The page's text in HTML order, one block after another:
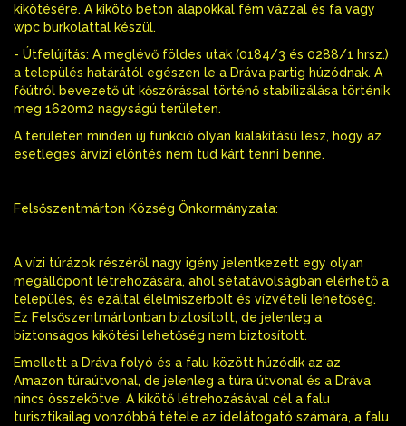
kikötésére. A kikötő beton alapokkal fém vázzal és fa vagy
wpc burkolattal készül.
- Útfelújítás: A meglévő földes utak (0184/3 és 0288/1 hrsz.)
a település határától egészen le a Dráva partig húzódnak. A
főútról bevezető út kőszórással történő stabilizálása történik
meg 1620m2 nagyságú területen.
A területen minden új funkció olyan kialakítású lesz, hogy az
esetleges árvízi elöntés nem tud kárt tenni benne.
Felsőszentmárton Község Önkormányzata:
A vízi túrázok részéről nagy igény jelentkezett egy olyan
megállópont létrehozására, ahol sétatávolságban elérhető a
település, és ezáltal élelmiszerbolt és vízvételi lehetőség.
Ez Felsőszentmártonban biztosított, de jelenleg a
biztonságos kikötési lehetőség nem biztosított.
Emellett a Dráva folyó és a falu között húzódik az az
Amazon túraútvonal, de jelenleg a túra útvonal és a Dráva
nincs összekötve. A kikötő létrehozásával cél a falu
turisztikailag vonzóbbá tétele az idelátogató számára, a falu